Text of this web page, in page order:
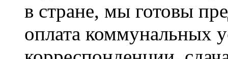
в стране, мы готовы
оплата коммунальных